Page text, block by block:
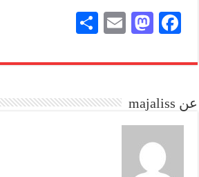
Fa
bo
M
to
n
E
ail
re
عن majaliss